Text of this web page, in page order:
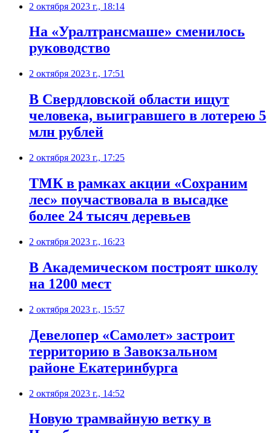
2 октября 2023 г., 18:14
На «Уралтрансмаше» сменилось
руководство
2 октября 2023 г., 17:51
В Свердловской области ищут
человека, выигравшего в лотерею 5
млн рублей
2 октября 2023 г., 17:25
ТМК в рамках акции «Сохраним
лес» поучаствовала в высадке
более 24 тысяч деревьев
2 октября 2023 г., 16:23
В Академическом построят школу
на 1200 мест
2 октября 2023 г., 15:57
Девелопер «Самолет» застроит
территорию в Завокзальном
районе Екатеринбурга
2 октября 2023 г., 14:52
Новую трамвайную ветку в